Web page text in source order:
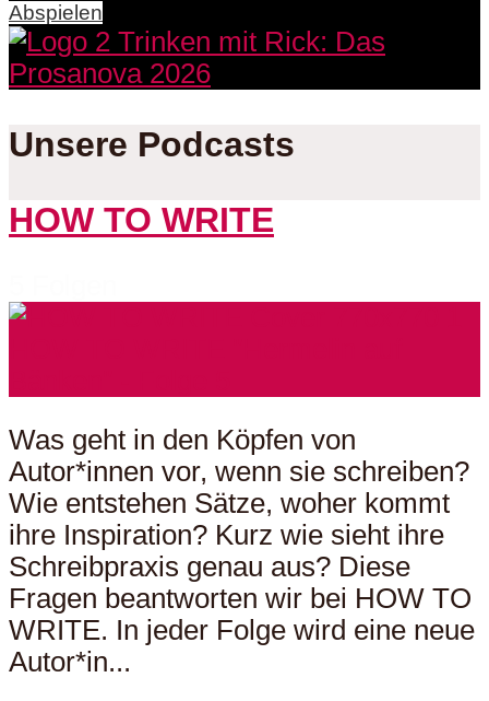
Abspielen
Unsere Podcasts
HOW TO WRITE
Was geht in den Köpfen von
Autor*innen vor, wenn sie schreiben?
Wie entstehen Sätze, woher kommt
ihre Inspiration? Kurz wie sieht ihre
Schreibpraxis genau aus? Diese
Fragen beantworten wir bei HOW TO
WRITE. In jeder Folge wird eine neue
Autor*in...